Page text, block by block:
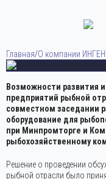
Главная/О компании
Дата публикации:4
Возможности развития
предприятий рыбной
совместном заседании
оборудование для
при Минпромторге и
рыбохозяйственному
Решение о проведении
рыбной отрасли было